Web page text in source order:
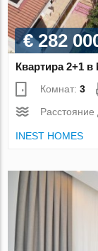
€ 282
Квартира 2+1
Комнат:3
INEST HOMES